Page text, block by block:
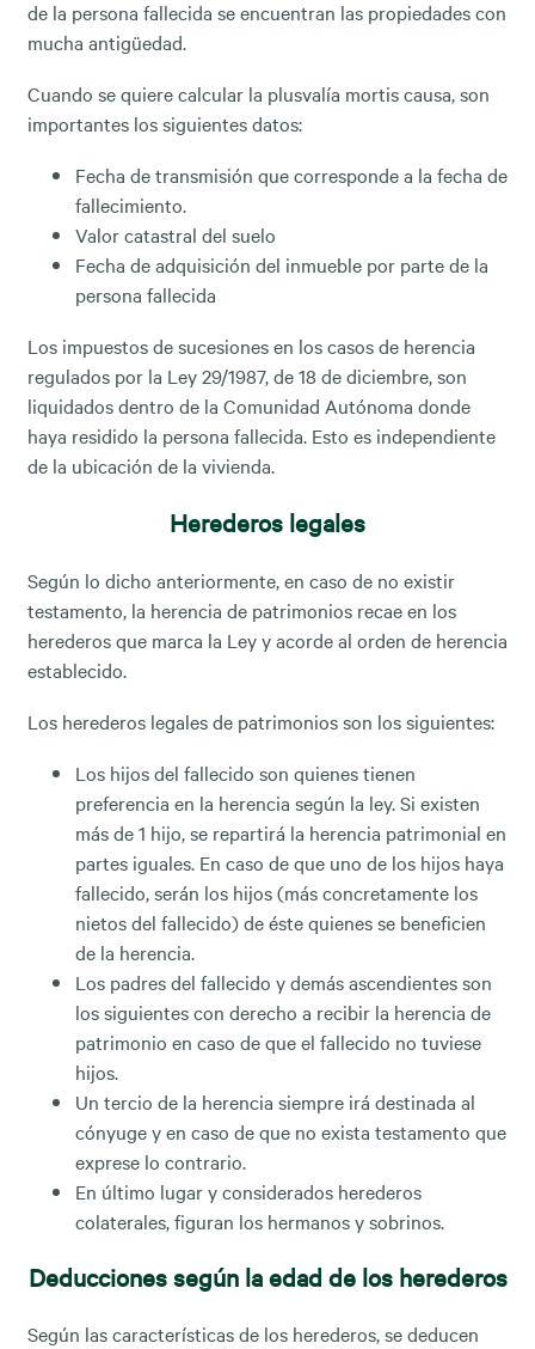
de la persona fallecida se encuentran las propiedades con
mucha antigüedad.
Cuando se quiere calcular la plusvalía mortis causa, son
importantes los siguientes datos:
Fecha de transmisión que corresponde a la fecha de
fallecimiento.
Valor catastral del suelo
Fecha de adquisición del inmueble por parte de la
persona fallecida
Los impuestos de sucesiones en los casos de herencia
regulados por la Ley 29/1987, de 18 de diciembre, son
liquidados dentro de la Comunidad Autónoma donde
haya residido la persona fallecida. Esto es independiente
de la ubicación de la vivienda.
Herederos legales
Según lo dicho anteriormente, en caso de no existir
testamento, la herencia de patrimonios recae en los
herederos que marca la Ley y acorde al orden de herencia
establecido.
Los herederos legales de patrimonios son los siguientes:
Los hijos del fallecido son quienes tienen
preferencia en la herencia según la ley. Si existen
más de 1 hijo, se repartirá la herencia patrimonial en
partes iguales. En caso de que uno de los hijos haya
fallecido, serán los hijos (más concretamente los
nietos del fallecido) de éste quienes se beneficien
de la herencia.
Los padres del fallecido y demás ascendientes son
los siguientes con derecho a recibir la herencia de
patrimonio en caso de que el fallecido no tuviese
hijos.
Un tercio de la herencia siempre irá destinada al
cónyuge y en caso de que no exista testamento que
exprese lo contrario.
En último lugar y considerados herederos
colaterales, figuran los hermanos y sobrinos.
Deducciones según la edad de los herederos
Según las características de los herederos, se deducen